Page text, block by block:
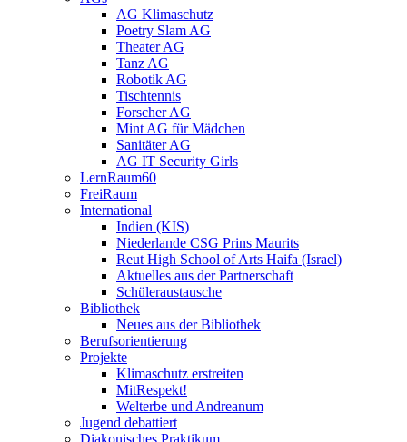
AG Klimaschutz
Poetry Slam AG
Theater AG
Tanz AG
Robotik AG
Tischtennis
Forscher AG
Mint AG für Mädchen
Sanitäter AG
AG IT Security Girls
LernRaum60
FreiRaum
International
Indien (KIS)
Niederlande CSG Prins Maurits
Reut High School of Arts Haifa (Israel)
Aktuelles aus der Partnerschaft
Schüleraustausche
Bibliothek
Neues aus der Bibliothek
Berufsorientierung
Projekte
Klimaschutz erstreiten
MitRespekt!
Welterbe und Andreanum
Jugend debattiert